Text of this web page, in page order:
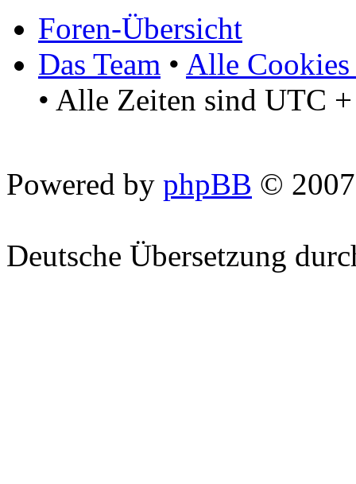
Foren-Übersicht
Das Team • Alle Cookies
• Alle Zeiten sind UTC
Powered by phpBB ©
Deutsche Übersetzung